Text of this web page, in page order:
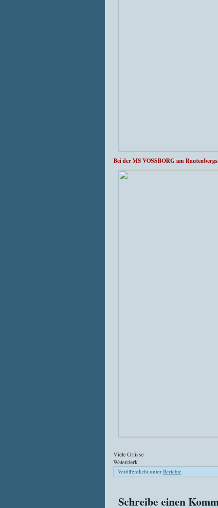
Bei der MS VOSSBORG am
Viele Grüsse
Waterclerk
Veröffentlicht unter Berichte
Schreibe einen